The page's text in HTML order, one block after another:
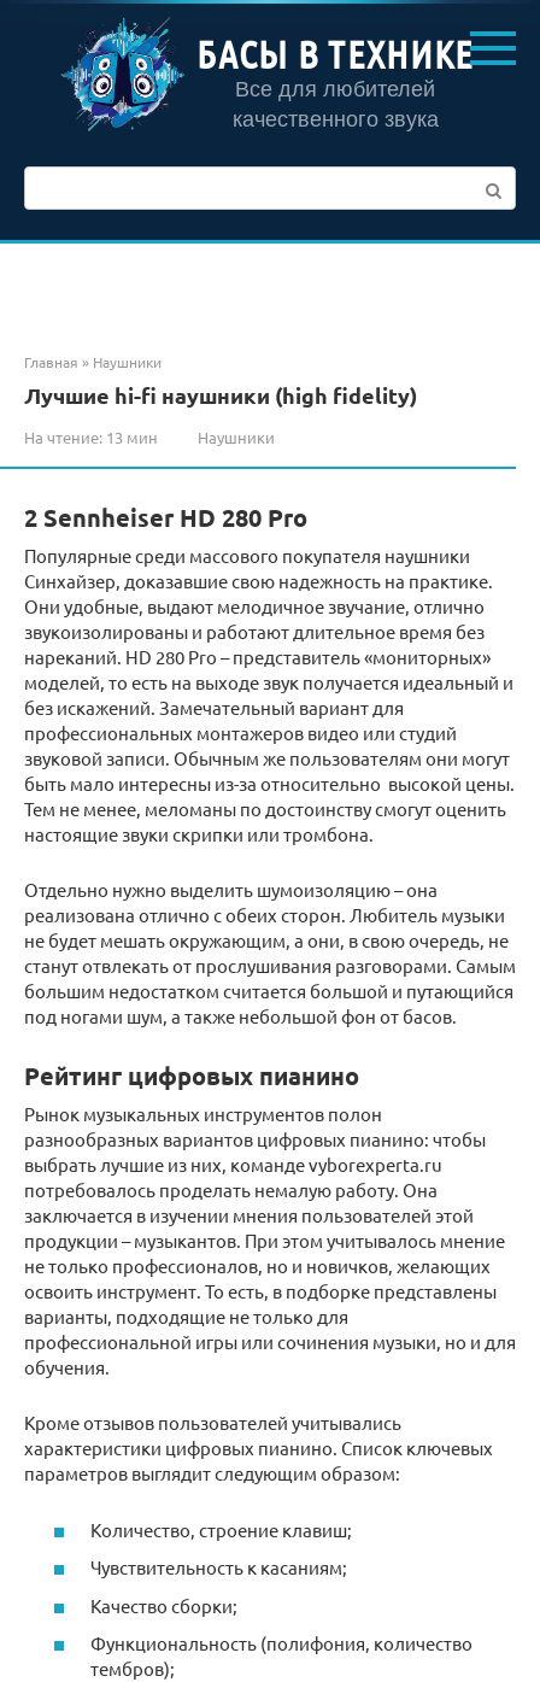
контенту
БАСЫ В ТЕХНИКЕ
Все для любителей
качественного звука
Главная » Наушники
Лучшие hi-fi наушники (high fidelity)
На чтение: 13 мин Наушники
2 Sennheiser HD 280 Pro
Популярные среди массового покупателя наушники
Синхайзер, доказавшие свою надежность на практике.
Они удобные, выдают мелодичное звучание, отлично
звукоизолированы и работают длительное время без
нареканий. HD 280 Pro – представитель «мониторных»
моделей, то есть на выходе звук получается идеальный и
без искажений. Замечательный вариант для
профессиональных монтажеров видео или студий
звуковой записи. Обычным же пользователям они могут
быть мало интересны из-за относительно высокой цены.
Тем не менее, меломаны по достоинству смогут оценить
настоящие звуки скрипки или тромбона.
Отдельно нужно выделить шумоизоляцию – она
реализована отлично с обеих сторон. Любитель музыки
не будет мешать окружающим, а они, в свою очередь, не
станут отвлекать от прослушивания разговорами. Самым
большим недостатком считается большой и путающийся
под ногами шум, а также небольшой фон от басов.
Рейтинг цифровых пианино
Рынок музыкальных инструментов полон
разнообразных вариантов цифровых пианино: чтобы
выбрать лучшие из них, команде vyborexperta.ru
потребовалось проделать немалую работу. Она
заключается в изучении мнения пользователей этой
продукции – музыкантов. При этом учитывалось мнение
не только профессионалов, но и новичков, желающих
освоить инструмент. То есть, в подборке представлены
варианты, подходящие не только для
профессиональной игры или сочинения музыки, но и для
обучения.
Кроме отзывов пользователей учитывались
характеристики цифровых пианино. Список ключевых
параметров выглядит следующим образом:
Количество, строение клавиш;
Чувствительность к касаниям;
Качество сборки;
Функциональность (полифония, количество
тембров);